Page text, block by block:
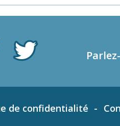
de confidentialité